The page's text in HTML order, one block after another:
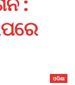
ଓଡିଶା